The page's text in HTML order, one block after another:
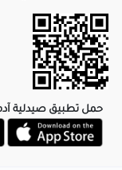
حمل تطبيق صيدلية